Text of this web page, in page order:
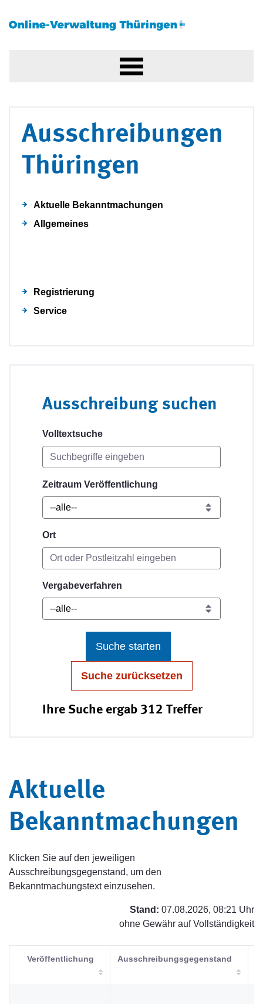
Ausschreibungen
Thüringen
Aktuelle Bekanntmachungen
Allgemeines
Registrierung
Service
Ausschreibung suchen
Volltextsuche
Zeitraum Veröffentlichung
Ort
Vergabeverfahren
Suche starten
Suche zurücksetzen
Ihre Suche ergab 312 Treffer
Aktuelle
Bekanntmachungen
Klicken Sie auf den jeweiligen
Ausschreibungsgegenstand, um den
Bekanntmachungstext einzusehen.
Stand: 07.08.2026, 08:21 Uhr
ohne Gewähr auf Vollständigkeit
Veröffentlichung Ausschreibungsgegenstand